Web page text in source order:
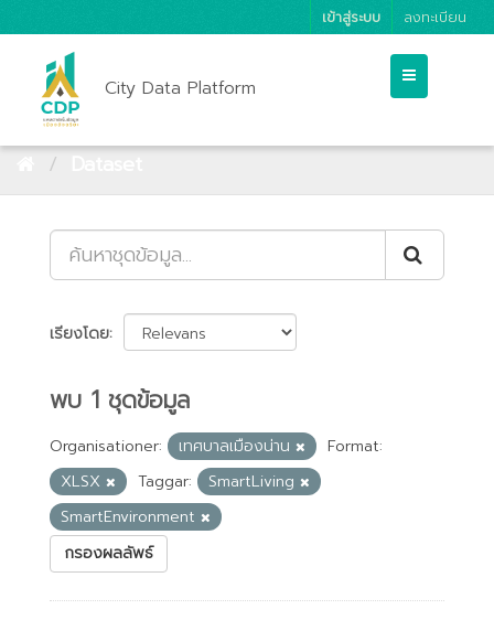
เข้าสู่ระบบ ลงทะเบียน
City Data Platform
เรียงโดย
พบ 1 ชุดข้อมูล
Organisationer: เทศบาลเมืองน่าน
Format:
XLSX
Taggar:
SmartLiving
SmartEnvironment
กรองผลลัพธ์